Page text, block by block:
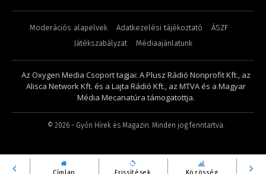
Moderációs alapelvek Adatkezelési tájékoztató
ÁSZF
Játékszabályzat
Médiaajánlatunk
Az Oxygen Media Csoport tagjai: A Plusz Rádió Nonprofit Kft., az
Alisca Network Kft. és a Lajta Rádió Kft., az MTVA és a Magyar
Média Mecanatúra támogatottja.
© 2026 - Győri Hírek és Magazin. Minden jog fenntartva.